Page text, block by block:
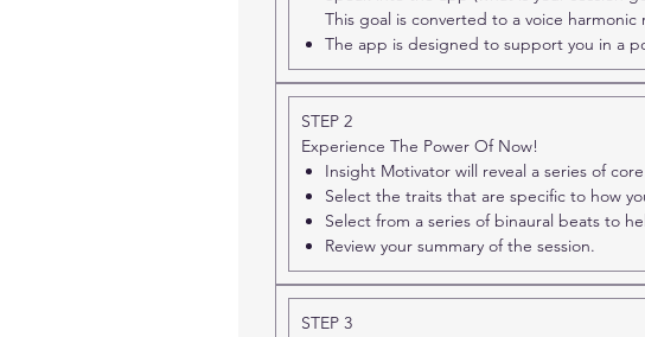
This goal is converted to a voice
The app is designed to support you in a
STEP 2
Experience The Power Of Now!
Insight Motivator will reveal a series of
Select the traits that are specific to how
Select from a series of binaural beats to
Review your summary of the session.
STEP 3